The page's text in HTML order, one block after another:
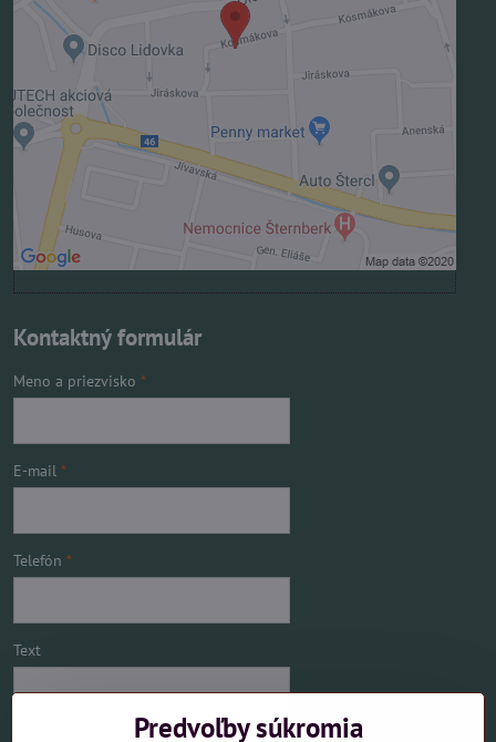
Prajete si načítať externý obsah?
Povoliť tentokrát
Povoliť a zapamätať - súhlas s druhom cookie:
Funkčné
Otvoriť obsah v novom okne
Kontaktný formulár
Meno a priezvisko *
E-mail *
Telefón *
Text
Predvoľby súkromia